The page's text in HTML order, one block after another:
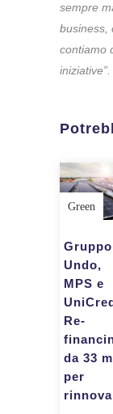
sempre
business,
contiamo
iniziative”.
Green
Gruppo
Undo,
MPS e
Re-
da 33
per